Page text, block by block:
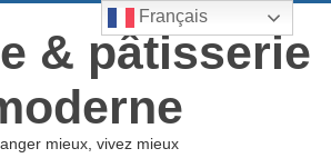
& pâtisserie
mieux, vivez mieux
Français